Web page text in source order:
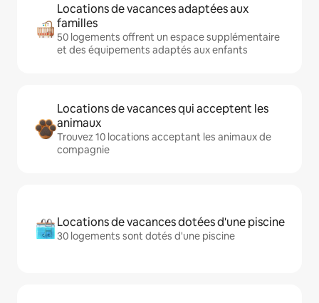
Locations de vacances adaptées aux
familles
50 logements offrent un espace supplémentaire
et des équipements adaptés aux enfants
Locations de vacances qui acceptent les
animaux
Trouvez 10 locations acceptant les animaux de
compagnie
Locations de vacances dotées d'une piscine
30 logements sont dotés d'une piscine